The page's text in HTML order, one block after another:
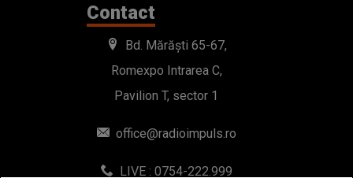
Contact
Bd. Mărăști 65-67,
Romexpo Intrarea C,
Pavilion T, sector 1
office@radioimpuls.ro
LIVE : 0754-222.999